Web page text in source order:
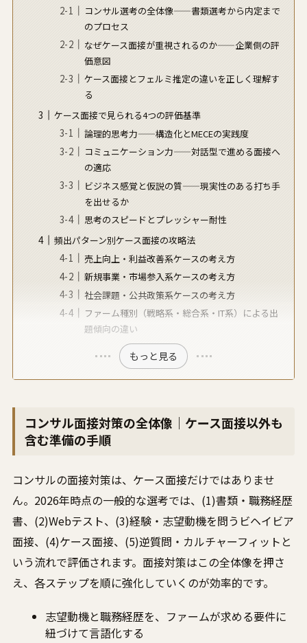
コンサル選考の全体像——書類選考から内定まで
のプロセス
なぜケース面接が重視されるのか——企業側の評
価意図
ケース面接とフェルミ推定の違いを正しく理解す
る
ケース面接で見られる4つの評価基準
論理的思考力——構造化とMECEの実践度
コミュニケーション力——対話型で進める面接へ
の適応
ビジネス感覚と仮説の質——現実性のある打ち手
を出せるか
思考のスピードとプレッシャー耐性
頻出パターン別ケース面接の攻略法
売上向上・利益改善系ケースの考え方
新規事業・市場参入系ケースの考え方
社会課題・公共政策系ケースの考え方
ファーム種別（戦略系・総合系・IT系）による出
題傾向の違い
もっと見る
コンサル面接対策の全体像｜ケース面接以外も
含む準備の手順
コンサルの面接対策は、ケース面接だけではありませ
ん。2026年時点の一般的な選考では、(1)書類・職務経歴
書、(2)Webテスト、(3)経験・志望動機を問うビヘイビア
面接、(4)ケース面接、(5)逆質問・カルチャーフィットと
いう流れで評価されます。面接対策はこの全体像を押さ
え、各ステップを順に強化していくのが効率的です。
志望動機と職務経歴を、ファームが求める要件に
紐づけて言語化する